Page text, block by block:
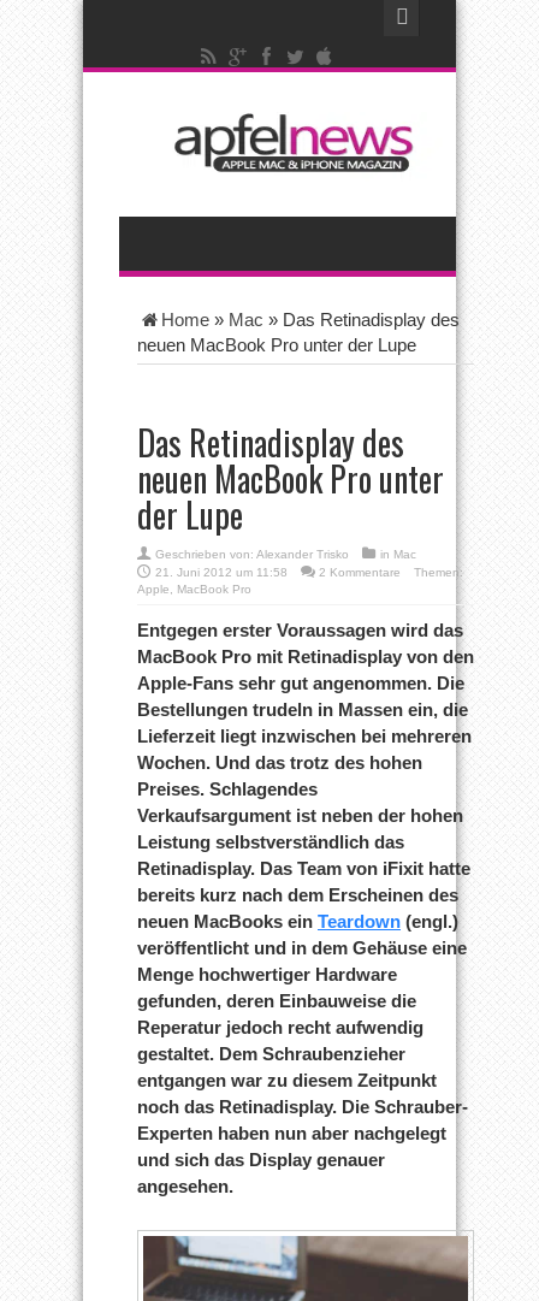
Home » Mac » Das Retinadisplay des
neuen MacBook Pro unter der Lupe
Das Retinadisplay des
neuen MacBook Pro unter
der Lupe
Geschrieben von: Alexander Trisko in Mac
21. Juni 2012 um 11:58
2 Kommentare
Themen:
Apple
MacBook Pro
Entgegen erster Voraussagen wird das
MacBook Pro mit Retinadisplay von den
Apple-Fans sehr gut angenommen. Die
Bestellungen trudeln in Massen ein, die
Lieferzeit liegt inzwischen bei mehreren
Wochen. Und das trotz des hohen
Preises. Schlagendes
Verkaufsargument ist neben der hohen
Leistung selbstverständlich das
Retinadisplay. Das Team von iFixit hatte
bereits kurz nach dem Erscheinen des
neuen MacBooks ein Teardown (engl.)
veröffentlicht und in dem Gehäuse eine
Menge hochwertiger Hardware
gefunden, deren Einbauweise die
Reperatur jedoch recht aufwendig
gestaltet. Dem Schraubenzieher
entgangen war zu diesem Zeitpunkt
noch das Retinadisplay. Die Schrauber-
Experten haben nun aber nachgelegt
und sich das Display genauer
angesehen.